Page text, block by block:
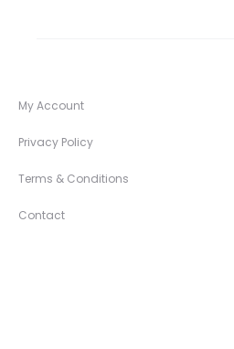
My Account
Privacy Policy
Terms & Conditions
Contact